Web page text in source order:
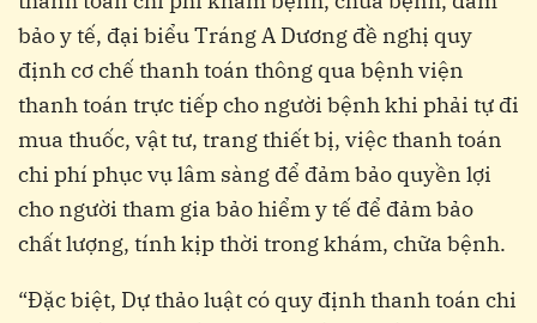
bảo y tế, đại biểu Tráng A Dương đề nghị quy
định cơ chế thanh toán thông qua bệnh viện
thanh toán trực tiếp cho người bệnh khi phải tự đi
mua thuốc, vật tư, trang thiết bị, việc thanh toán
chi phí phục vụ lâm sàng để đảm bảo quyền lợi
cho người tham gia bảo hiểm y tế để đảm bảo
chất lượng, tính kịp thời trong khám, chữa bệnh.
“Đặc biệt, Dự thảo luật có quy định thanh toán chi